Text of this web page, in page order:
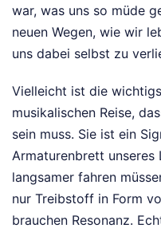
war, was uns so müde
neuen Wegen, wie wir
uns dabei selbst zu
Vielleicht ist die
musikalischen Reise,
sein muss. Sie ist ein
Armaturenbrett unseres
langsamer fahren
nur Treibstoff in Form
brauchen Resonanz.